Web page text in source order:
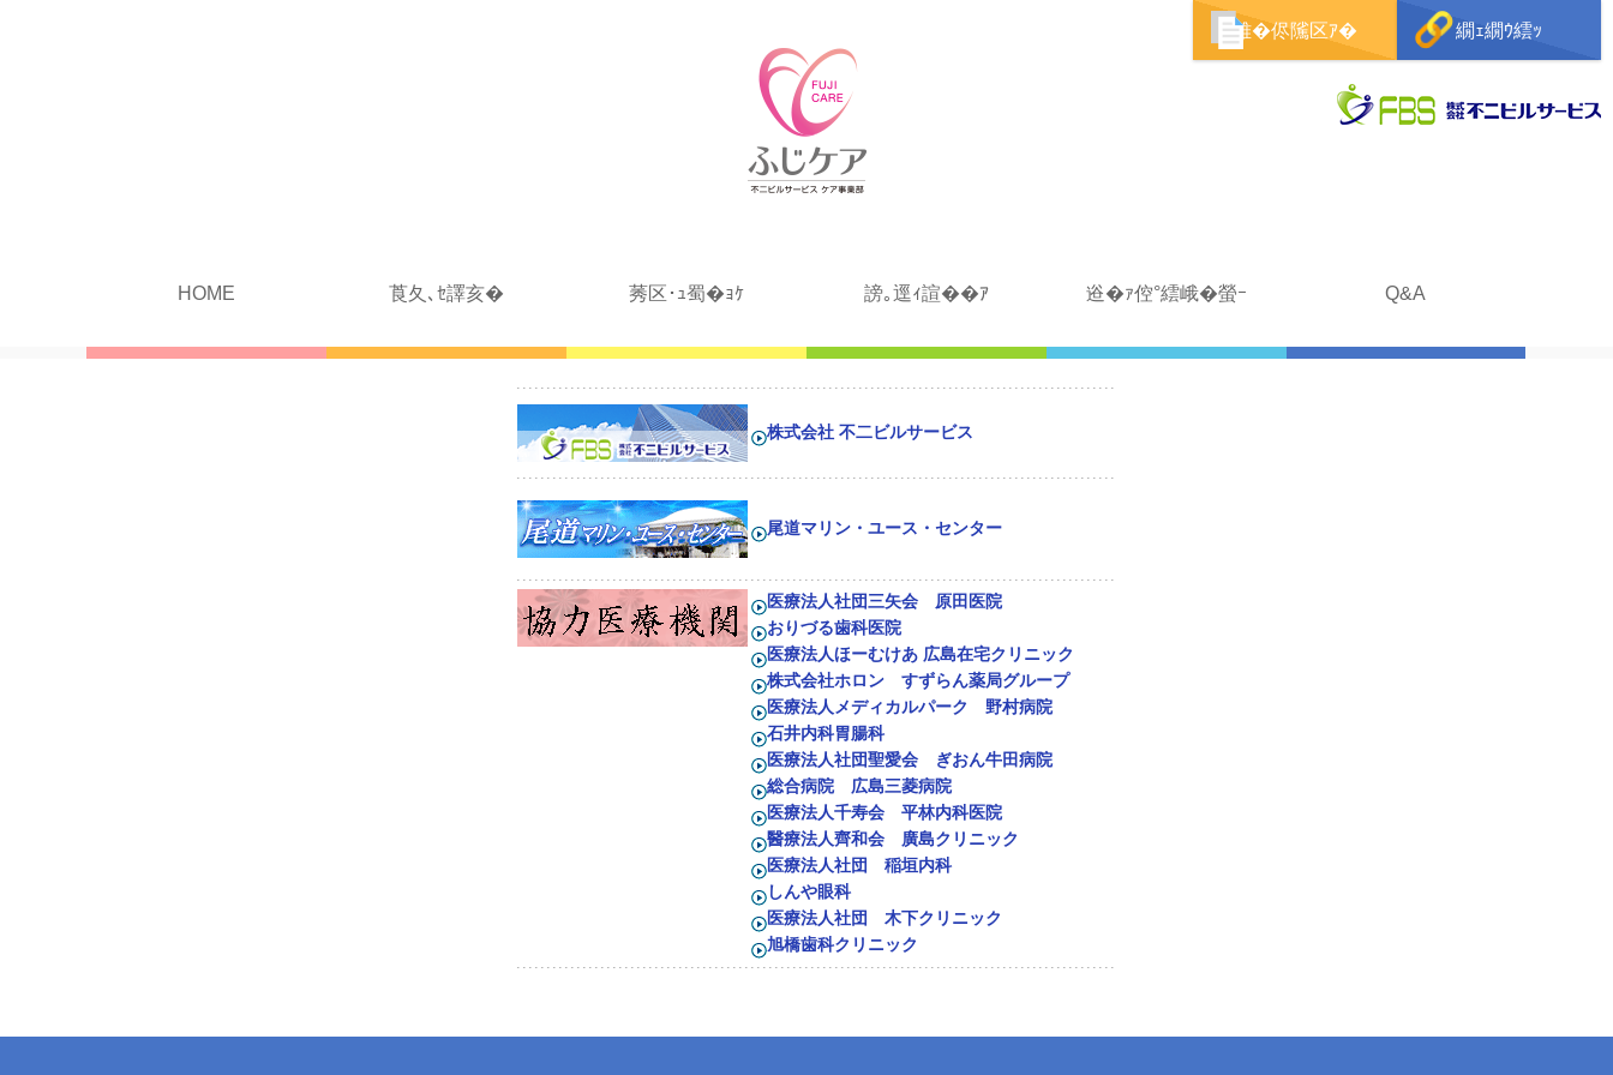
HOME 莨夂､ｾ譯亥� 莠区･ｭ蜀�ｮｹ 謗｡逕ｨ諠��ｱ 逧�ｧ倥°繧峨�螢ｰ Q&A
雉�侭隲区ｱ� 繝ｪ繝ｳ繧ｯ
株式会社 不二ビルサービス
尾道マリン・ユース・センター
医療法人社団三矢会 原田医院
おりづる歯科医院
医療法人ほーむけあ 広島在宅クリニック
株式会社ホロン すずらん薬局グループ
医療法人メディカルパーク 野村病院
石井内科胃腸科
医療法人社団聖愛会 ぎおん牛田病院
総合病院 広島三菱病院
医療法人千寿会 平林内科医院
醫療法人齊和会 廣島クリニック
医療法人社団 稲垣内科
しんや眼科
医療法人社団 木下クリニック
旭橋歯科クリニック